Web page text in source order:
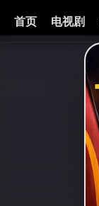
首页 电视剧